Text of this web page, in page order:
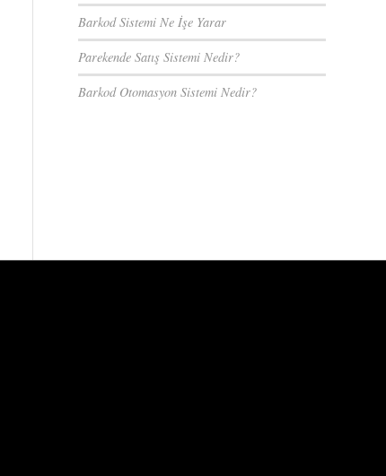
Barkod Sistemi Ne İşe Yarar
Parekende Satış Sistemi Nedir?
Barkod Otomasyon Sistemi Nedir?